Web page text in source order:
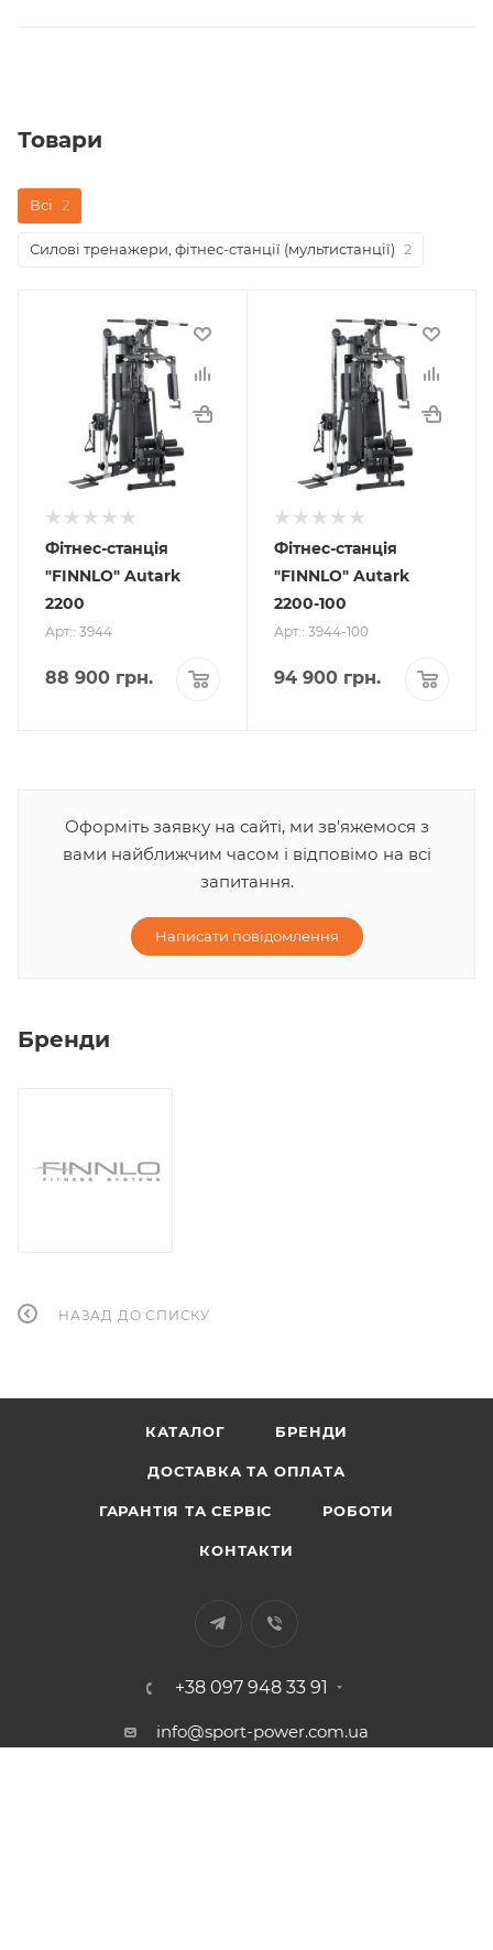
Товари
Всі 2
Силові тренажери, фітнес-станції (мультистанції) 2
Фітнес-станція
"FINNLO" Autark
2200
Арт.: 3944
88 900 грн.
Фітнес-станція
"FINNLO" Autark
2200-100
Арт.: 3944-100
94 900 грн.
Оформіть заявку на сайті, ми зв'яжемося з
вами найближчим часом і відповімо на всі
запитання.
Написати повідомлення
Бренди
НАЗАД ДО СПИСКУ
КАТАЛОГ БРЕНДИ
ДОСТАВКА ТА ОПЛАТА
ГАРАНТІЯ ТА СЕРВІС РОБОТИ
КОНТАКТИ
+38 097 948 33 91
info@sport-power.com.ua